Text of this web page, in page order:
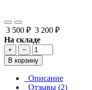
3 500 ₽ 3 200 ₽
На складе
+
−
В корзину
Описание
Отзывы (2)